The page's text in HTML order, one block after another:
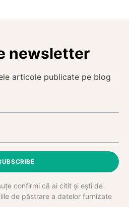
newsletter
articole publicate pe blog
confirmi că ai citit și ești de
de păstrare a datelor furnizate